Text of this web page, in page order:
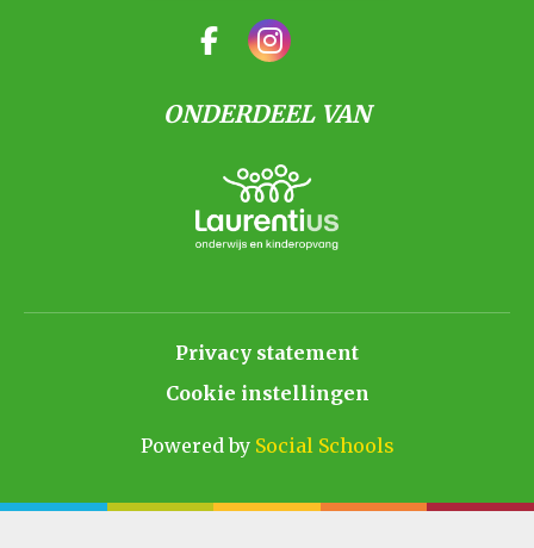
ONDERDEEL VAN
Privacy statement
Cookie instellingen
Powered by Social Schools